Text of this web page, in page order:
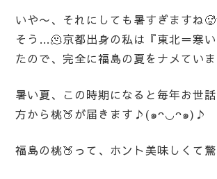
いや〜、それにしても暑すぎますね
そう…🫠京都出身の私は『東北＝寒
たので、完全に福島の夏をナメてい
暑い夏、この時期になると毎年お世
方から桃🍑が届きます♪(๑ᴖ◡ᴖ๑)♪
福島の桃🍑って、ホント美味しくて